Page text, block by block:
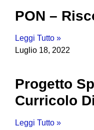
PON –
Leggi Tutto »
Luglio 18, 2022
Progetto
Curricolo
Leggi Tutto »